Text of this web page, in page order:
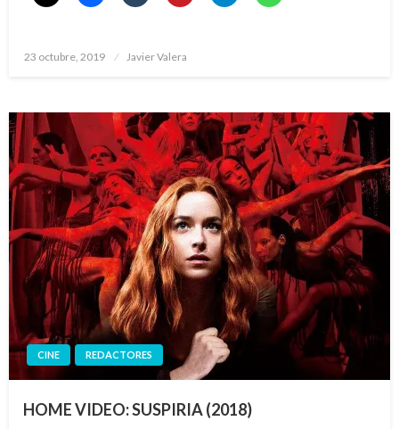
Publicado
23 octubre, 2019 Javier Valera
CINE REDACTORES
HOME VIDEO: SUSPIRIA (2018)